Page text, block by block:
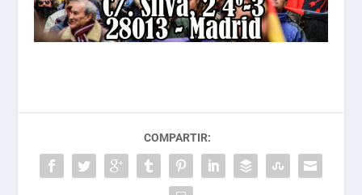
COMPARTIR: